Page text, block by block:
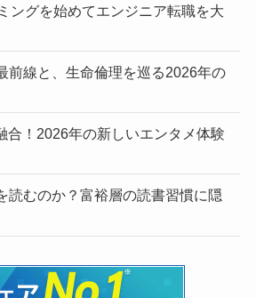
ングを始めてエンジニア転職を大
前線と、生命倫理を巡る2026年の
合！2026年の新しいエンタメ体験
読むのか？富裕層の読書習慣に隠